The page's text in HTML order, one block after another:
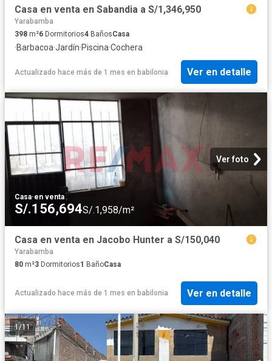
Casa en venta en Sabandia a S/1,346,950
Yarabamba
398 m²6 Dormitorios4 BañosCasa
·Barbacoa·Jardín·Piscina·Cochera
Actualizado hace más de 1 mes en babilonia Ver en detalle
Ver foto
Casa·en venta
S/.156,694S/.1,958/m²
Casa en venta en Jacobo Hunter a S/150,040
Yarabamba
80 m²3 Dormitorios1 BañoCasa
Actualizado hace más de 1 mes en babilonia Ver en detalle
1/11